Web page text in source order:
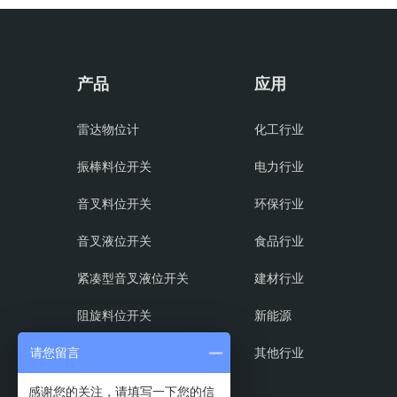
产品
雷达物位计
振棒料位开关
音叉料位开关
音叉液位开关
紧凑型音叉液位开关
阻旋料位开关
射频导纳料位开关
磁翻板液位计
应用
化工行业
电力行业
环保行业
食品行业
建材行业
新能源
其他行业
请您留言
感谢您的关注，请填写一下您的信